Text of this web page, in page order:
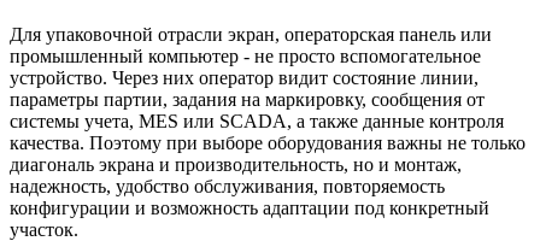
Для упаковочной отрасли экран, операторская панель или
промышленный компьютер - не просто вспомогательное
устройство. Через них оператор видит состояние линии,
параметры партии, задания на маркировку, сообщения от
системы учета, MES или SCADA, а также данные контроля
качества. Поэтому при выборе оборудования важны не только
диагональ экрана и производительность, но и монтаж,
надежность, удобство обслуживания, повторяемость
конфигурации и возможность адаптации под конкретный
участок.